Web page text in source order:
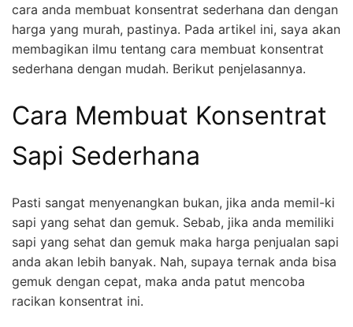
cara anda membuat konsentrat sederhana dan dengan
harga yang murah, pastinya. Pada artikel ini, saya akan
membagikan ilmu tentang cara membuat konsentrat
sederhana dengan mudah. Berikut penjelasannya.
Cara Membuat Konsentrat
Sapi Sederhana
Pasti sangat menyenangkan bukan, jika anda memil-ki
sapi yang sehat dan gemuk. Sebab, jika anda memiliki
sapi yang sehat dan gemuk maka harga penjualan sapi
anda akan lebih banyak. Nah, supaya ternak anda bisa
gemuk dengan cepat, maka anda patut mencoba
racikan konsentrat ini.